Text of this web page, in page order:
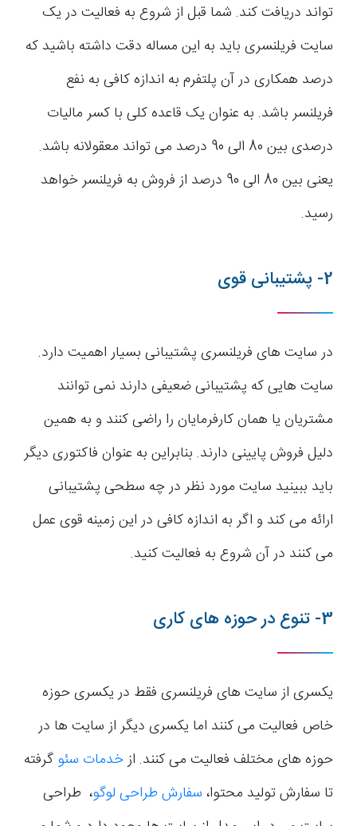
تواند دریافت کند. شما قبل از شروع به فعالیت در یک
سایت فریلنسری باید به این مساله دقت داشته باشید که
درصد همکاری در آن پلتفرم به اندازه کافی به نفع
فریلنسر باشد. به عنوان یک قاعده کلی با کسر مالیات
درصدی بین 80 الی 90 درصد می تواند معقولانه باشد.
یعنی بین 80 الی 90 درصد از فروش به فریلنسر خواهد
رسید.
2- پشتیبانی قوی
در سایت های فریلنسری پشتیبانی بسیار اهمیت دارد.
سایت هایی که پشتیبانی ضعیفی دارند نمی توانند
مشتریان یا همان کارفرمایان را راضی کنند و به همین
دلیل فروش پایینی دارند. بنابراین به عنوان فاکتوری دیگر
باید ببینید سایت مورد نظر در چه سطحی پشتیبانی
ارائه می کند و اگر به اندازه کافی در این زمینه قوی عمل
می کنند در آن شروع به فعالیت کنید.
3- تنوع در حوزه های کاری
یکسری از سایت های فریلنسری فقط در یکسری حوزه
خاص فعالیت می کنند اما یکسری دیگر از سایت ها در
حوزه های مختلف فعالیت می کنند. ازخدمات سئو گرفته
تا سفارش تولید محتوا، سفارش طراحی لوگو، طراحی